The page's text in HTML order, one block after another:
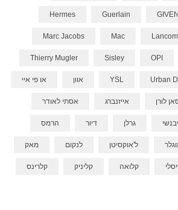
Guerlain
Hermes
Mac
Marc Jacobs
OPI
Sisley
Thierry Mugler
Urban
YSL אוון או פי איי
לורן אייזנברג אסתי לאודר
גרלן דיור הרמס
ל'אוקסיטן לנקום מאק
קלואה קליניק קלרינס